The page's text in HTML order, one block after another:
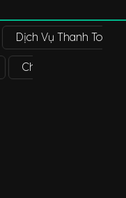
Dịch Vụ Thanh Toán
Chuyên Viên Phân